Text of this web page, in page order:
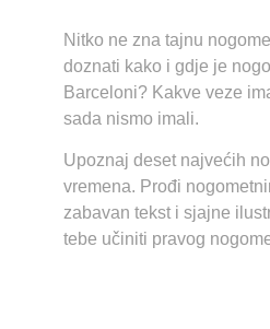
Nitko ne zna tajnu
doznati kako i gdje je
Barceloni? Kakve veze
sada nismo imali.
Upoznaj deset najvećih
vremena. Prođi
zabavan tekst i sjajne
tebe učiniti pravog